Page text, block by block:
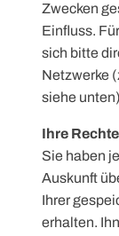
Zwecken
Einfluss.
sich bitte
Netzwerke
siehe
Ihre Rechte
Sie haben
Auskunft
Ihrer
erhalten.